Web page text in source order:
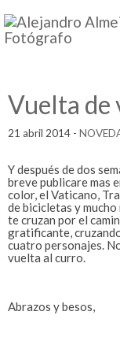
Vuelta de
21 abril 2014 -
Y después de dos
breve publicare mas
color, el Vaticano,
de bicicletas y
te cruzan por el
gratificante,
cuatro personajes.
vuelta al curro.
Abrazos y besos,